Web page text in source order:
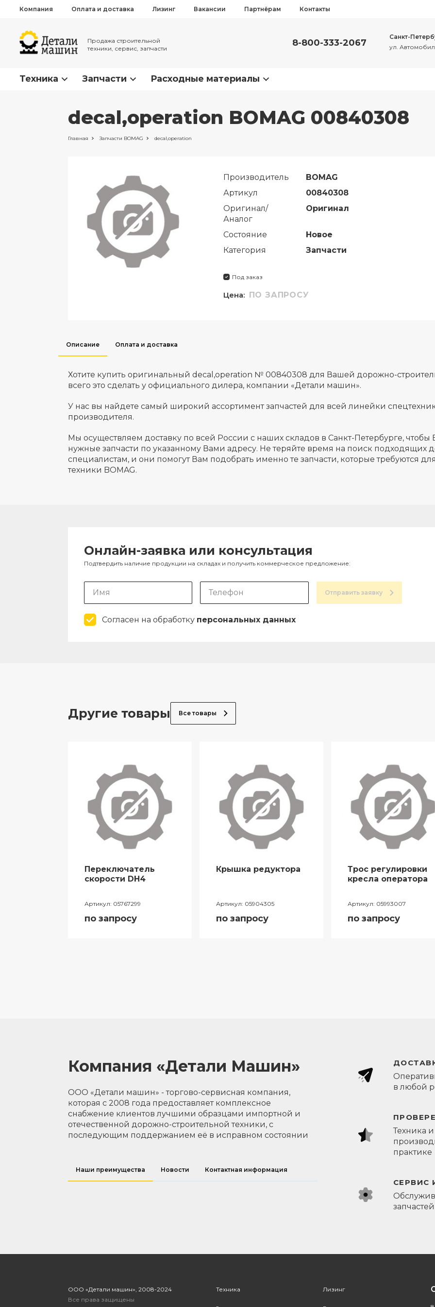
Компания Оплата и доставка Лизинг Вакансии Партнёрам Контакты
Продажа строительной
техники, сервис, запчасти
8-800-333-2067
Санкт-
ул.
Техника Запчасти Расходные материалы
decal,operation BOMAG 00840308
Главная Запчасти BOMAG decal,operation
Производитель
BOMAG
Артикул
00840308
Оригинал/
Аналог
Оригинал
Состояние
Новое
Категория
Запчасти
Под заказ
Цена: ПО ЗАПРОСУ
Описание Оплата и доставка
Хотите купить оригинальный decal,operation № 00840308 для Вашей дорожно-
всего это сделать у официального дилера, компании «Детали машин».
У нас вы найдете самый широкий ассортимент запчастей для всей линейки
производителя.
Мы осуществляем доставку по всей России с наших складов в Санкт-Петербурге, чтобы
нужные запчасти по указанному Вами адресу. Не теряйте время на поиск подходящих
специалистам, и они помогут Вам подобрать именно те запчасти, которые требуются
техники BOMAG.
Онлайн-заявка или консультация
Подтвердить наличие продукции на складах и получить коммерческое предложение:
Отправить заявку
Согласен на обработку персональных данных
Другие товары Все товары
Переключатель
скорости DH4
Артикул: 05767299
по запросу
Крышка редуктора
Артикул: 05904305
по запросу
Трос регулировки
кресла оператора
Артикул: 05993007
по запросу
Компания «Детали Машин»
ООО «Детали машин» - торгово-сервисная компания,
которая с 2008 года предоставляет комплексное
снабжение клиентов лучшими образцами импортной и
отечественной дорожно-строительной техники, с
последующим поддержанием её в исправном состоянии
Наши преимущества Новости Контактная информация
в любой
Техника
практике
СЕРВИС
ООО «Детали машин», 2008-2024
Все права защищены
Техника Лизинг